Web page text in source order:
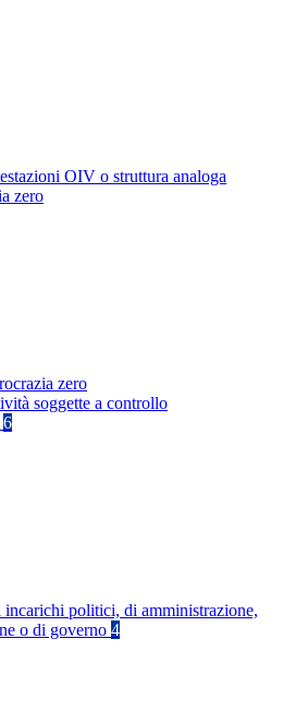
OIV o struttura analoga
zero
zero
soggette a controllo
6
politici, di amministrazione,
o di governo 4